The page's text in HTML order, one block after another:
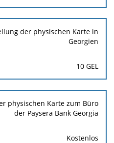
der physischen Karte in
Georgien
10 GEL
physischen Karte zum Büro
der Paysera Bank Georgia
Kostenlos